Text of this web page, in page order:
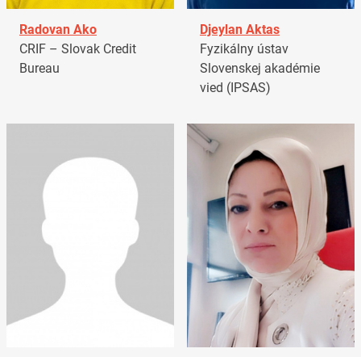
Radovan Ako
CRIF – Slovak Credit
Bureau
Djeylan Aktas
Fyzikálny ústav
Slovenskej akadémie
vied (IPSAS)